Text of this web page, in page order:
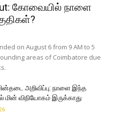
கோவையில் நாளை
on August 6 from 9 AM to 5
areas of Coimbatore due
அறிவிப்பு: நாளை இந்த
மின் விநியோகம் இருக்காது